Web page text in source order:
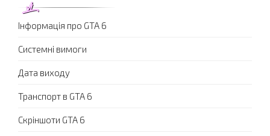
Інформація про GTA 6
Системні вимоги
Дата виходу
Транспорт в GTA 6
Скріншоти GTA 6